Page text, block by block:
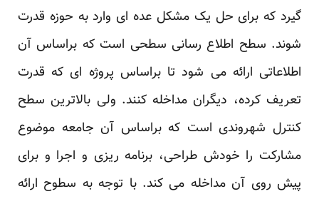
گیرد که برای حل یک مشکل عده ای ‏وارد به حوزه قدرت
شوند. سطح اطلاع رسانی سطحی است که براساس آن
اطلاعاتی ارائه می شود تا ‏براساس پروژه ای که قدرت
تعریف کرده، دیگران مداخله کنند. ولی بالاترین سطح
کنترل شهروندی است که ‏براساس آن جامعه موضوع
مشارکت را خودش طراحی، برنامه ریزی و اجرا و برای
پیش روی آن مداخله ‏می کند. با توجه به سطوح ارائه